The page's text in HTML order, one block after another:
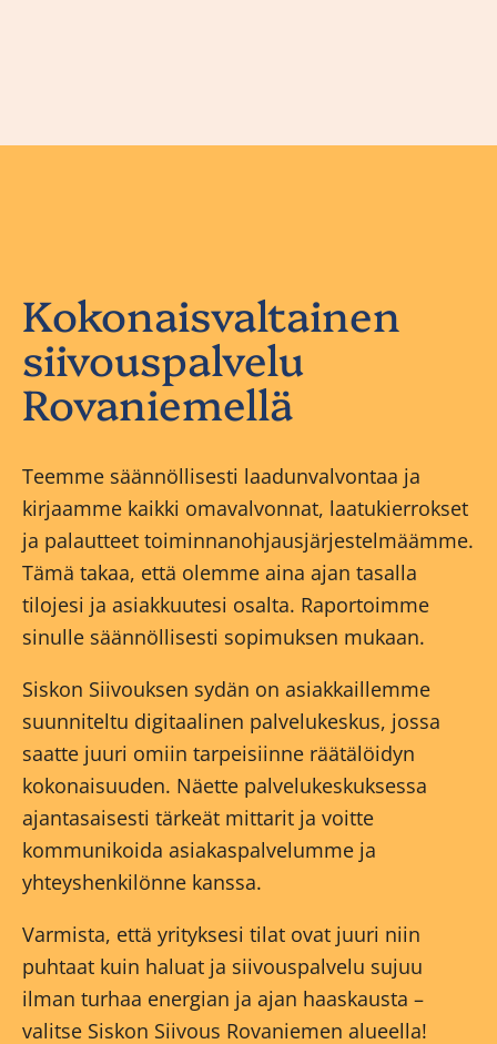
Kokonaisvaltainen
siivouspalvelu
Rovaniemellä
Teemme säännöllisesti laadunvalvontaa ja
kirjaamme kaikki omavalvonnat, laatukierrokset
ja palautteet toiminnanohjausjärjestelmäämme.
Tämä takaa, että olemme aina ajan tasalla
tilojesi ja asiakkuutesi osalta. Raportoimme
sinulle säännöllisesti sopimuksen mukaan.
Siskon Siivouksen sydän on asiakkaillemme
suunniteltu digitaalinen palvelukeskus, jossa
saatte juuri omiin tarpeisiinne räätälöidyn
kokonaisuuden. Näette palvelukeskuksessa
ajantasaisesti tärkeät mittarit ja voitte
kommunikoida asiakaspalvelumme ja
yhteyshenkilönne kanssa.
Varmista, että yrityksesi tilat ovat juuri niin
puhtaat kuin haluat ja siivouspalvelu sujuu
ilman turhaa energian ja ajan haaskausta –
valitse Siskon Siivous Rovaniemen alueella!